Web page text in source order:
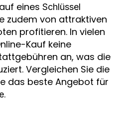
eines Schlüssel
zudem von attraktiven
profitieren. In vielen
Kauf keine
an, was die
Vergleichen Sie die
das beste Angebot für
.